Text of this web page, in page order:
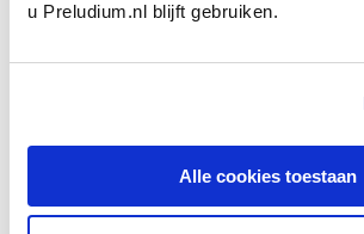
u Preludium.nl blijft gebruiken.
Alle cookies toestaan